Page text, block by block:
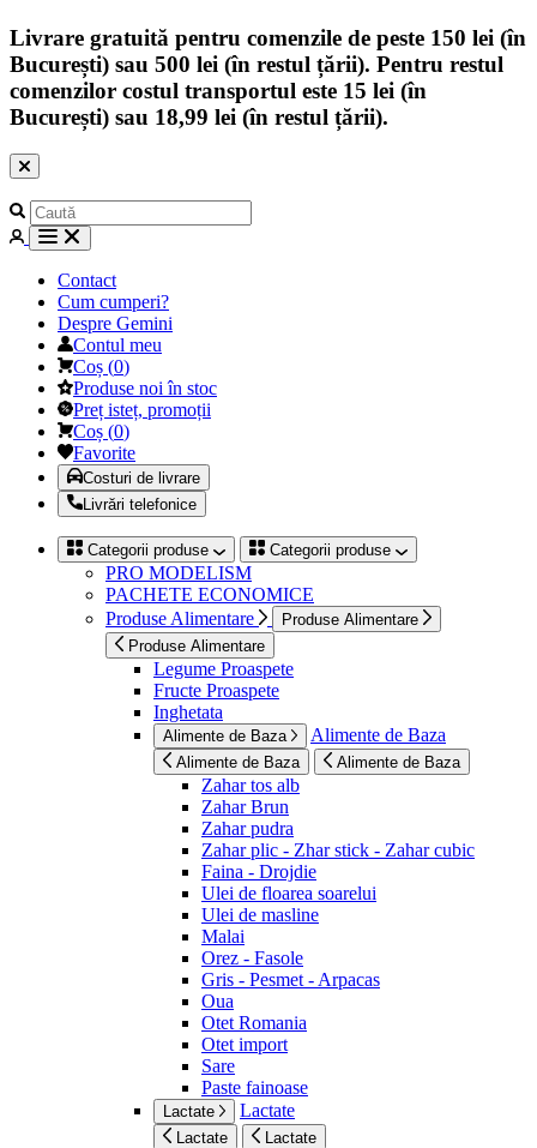
Livrare gratuită pentru comenzile de peste 150 lei (în
București) sau 500 lei (în restul țării). Pentru restul
comenzilor costul transportul este 15 lei (în
București) sau 18,99 lei (în restul țării).
Contact
Cum cumperi?
Despre Gemini
Contul meu
Coș (0)
Produse noi în stoc
Preț isteț, promoții
Coș (0)
Favorite
Costuri de livrare
Livrări telefonice
Categorii produse Categorii produse
PRO MODELISM
PACHETE ECONOMICE
Produse Alimentare
Produse Alimentare
Produse Alimentare
Legume Proaspete
Fructe Proaspete
Inghetata
Alimente de Baza Alimente de Baza
Alimente de Baza Alimente de Baza
Zahar tos alb
Zahar Brun
Zahar pudra
Zahar plic - Zhar stick - Zahar cubic
Faina - Drojdie
Ulei de floarea soarelui
Ulei de masline
Malai
Orez - Fasole
Gris - Pesmet - Arpacas
Oua
Otet Romania
Otet import
Sare
Paste fainoase
Lactate Lactate
Lactate Lactate